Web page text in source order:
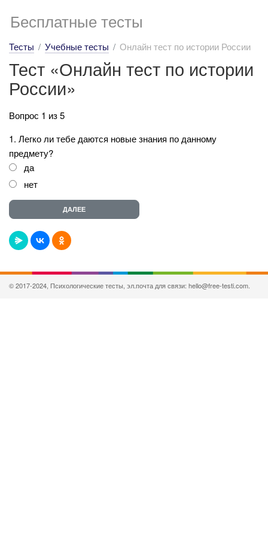
Бесплатные тесты
Тесты Учебные тесты Онлайн тест по истории России
Тест «Онлайн тест по истории
России»
Вопрос 1 из 5
1. Легко ли тебе даются новые знания по данному
предмету?
да
нет
© 2017-2024, Психологические тесты, эл.почта для связи: hello@free-testi.com.